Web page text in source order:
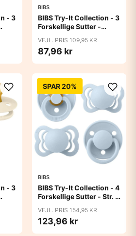
- 3
BIBS
BIBS Try-It Collection - 3
Forskellige Sutter -
VEJL. PRIS 109,95 KR
87,96 kr
- 3
SPAR 20%
BIBS
BIBS Try-It Collection - 4
Forskellige Sutter - Str. 1
VEJL. PRIS 154,95 KR
123,96 kr